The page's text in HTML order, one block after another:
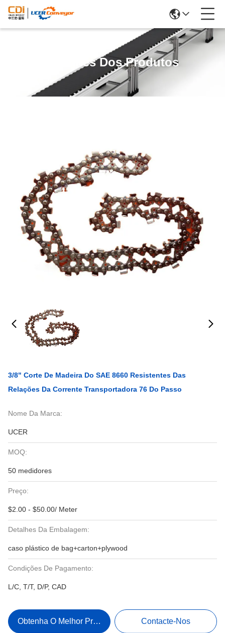
Detalhes Dos Produtos
3/8" Corte De Madeira Do SAE 8660 Resistentes Das
Relações Da Corrente Transportadora 76 Do Passo
Nome Da Marca:
UCER
MOQ:
50 medidores
Preço:
$2.00 - $50.00/ Meter
Detalhes Da Embalagem:
caso plástico de bag+carton+plywood
Condições De Pagamento:
L/C, T/T, D/P, CAD
Obtenha O Melhor Preço Contacte-Nos